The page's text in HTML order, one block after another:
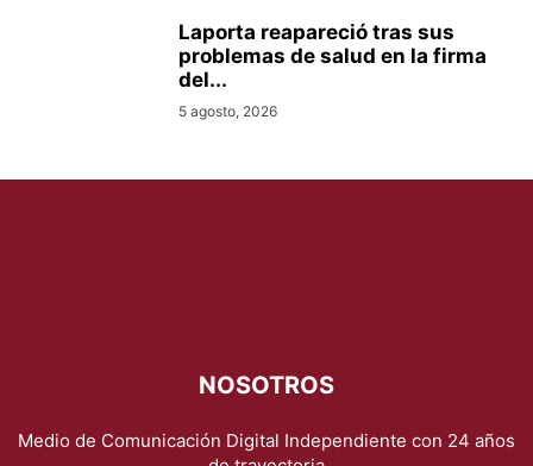
Laporta reapareció tras sus
problemas de salud en la firma
del...
5 agosto, 2026
NOSOTROS
Medio de Comunicación Digital Independiente con 24 años